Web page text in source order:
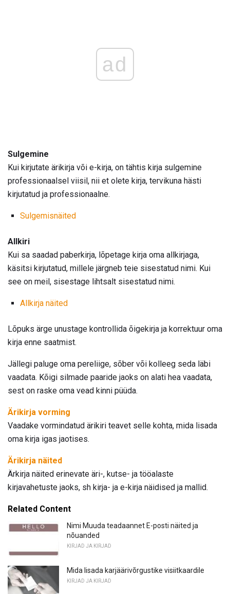
ad
Sulgemine
Kui kirjutate ärikirja või e-kirja, on tähtis kirja sulgemine
professionaalsel viisil, nii et olete kirja, tervikuna hästi
kirjutatud ja professionaalne.
Sulgemisnäited
Allkiri
Kui sa saadad paberkirja, lõpetage kirja oma allkirjaga,
käsitsi kirjutatud, millele järgneb teie sisestatud nimi. Kui
see on meil, sisestage lihtsalt sisestatud nimi.
Allkirja näited
Lõpuks ärge unustage kontrollida õigekirja ja korrektuur oma
kirja enne saatmist.
Jällegi paluge oma pereliige, sõber või kolleeg seda läbi
vaadata. Kõigi silmade paaride jaoks on alati hea vaadata,
sest on raske oma vead kinni püüda.
Ärikirja vorming
Vaadake vormindatud ärikiri teavet selle kohta, mida lisada
oma kirja igas jaotises.
Ärikirja näited
Ärkirja näited erinevate äri-, kutse- ja tööalaste
kirjavahetuste jaoks, sh kirja- ja e-kirja näidised ja mallid.
Related Content
Nimi Muuda teadaannet E-posti näited ja
nõuanded
KIRJAD JA KIRJAD
Mida lisada karjäärivõrgustike visiitkaardile
KIRJAD JA KIRJAD